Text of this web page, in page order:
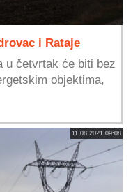
i Rataje
u četvrtak će biti bez
objektima,
11.08.2021 09:08